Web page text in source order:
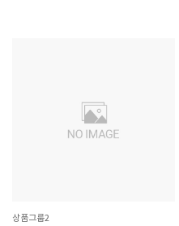
상품그룹2